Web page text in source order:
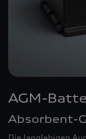
AGM-
Absorbent-